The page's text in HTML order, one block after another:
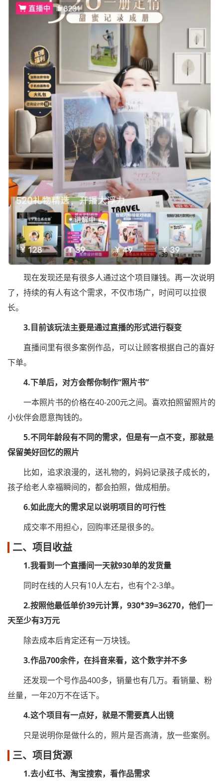
现在发现还是有很多人通过这个项目赚钱。再一次说明
了，持续的有人有这个需求，不仅市场广，时间可以拉很
长。
3.目前该玩法主要是通过直播的形式进行裂变
直播间里有很多案例作品，可以让顾客根据自己的喜好
下单。
4.下单后，对方会帮你制作“照片书”
一本照片书的价格在40-200元之间。喜欢拍照留照片的
小伙伴会愿意掏钱的。
5.不同年龄段有不同的需求，但是有一点不变，那就是
保留美好回忆的照片
比如，追求浪漫的，送礼物的，妈妈记录孩子成长的，
孩子给老人幸福瞬间的，都会拍照，做成相册。
6.如此庞大的需求足以说明项目的可行性
成交率不用担心，回购率还是很多的。
二、项目收益
1.我看到一个直播间一天就930单的发货量
同时在线的人只有10人左右，也有个2-3单。
2.按照他最低单价39元计算，930*39=36270，他们一
天至少有3万元
除去成本后肯定还有一万块钱。
3.作品700余件，在抖音来看，这个数字并不多
还发现一个号作品400多，销量也有几万。看销量、粉
丝量，一年20万不在话下。
4.这个项目有一点好，就是不需要真人出镜
只是说明你是做什么的，照片是否高清，放一些案例。
三、项目货源
1.去小红书、淘宝搜索，看作品需求